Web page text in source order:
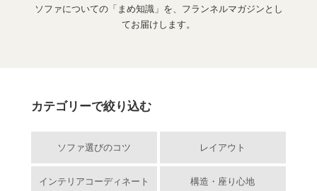
ソファについての「まめ知識」を、フランネルマガジンとし
てお届けします。
カテゴリーで絞り込む
ソファ選びのコツ レイアウト
インテリアコーディネート 構造・座り心地